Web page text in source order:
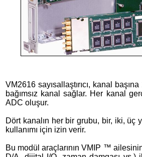
VM2616 sayısallaştırıcı, kanal
bağımsız kanal sağlar. Her kanal
ADC oluşur.
Dört kanalın her bir grubu, bir, iki, üç
kullanımı için izin verir.
Bu modül araçlarının VMIP ™